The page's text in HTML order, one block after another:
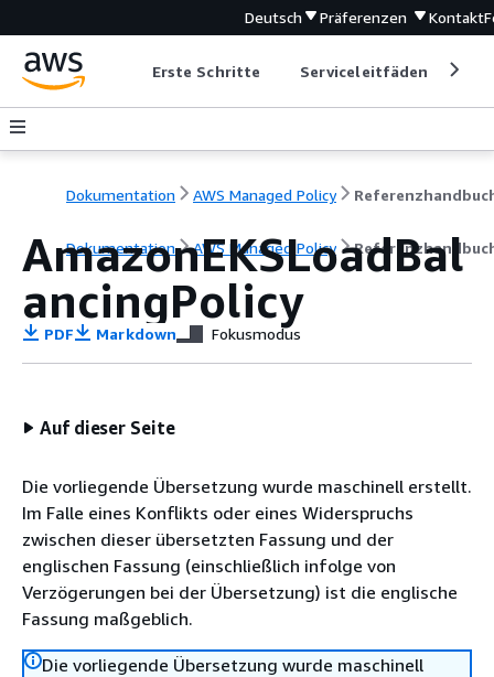
Deutsch Präferenzen Kontakt
Erste Schritte Serviceleitfäden
Dokumentation AWS Managed Policy
Dokumentation AWS Managed Policy
AmazonEKSLoadBal
ancingPolicy
PDF Markdown Fokusmodus
Auf dieser Seite
Die vorliegende Übersetzung wurde maschinell erstellt.
Im Falle eines Konflikts oder eines Widerspruchs
zwischen dieser übersetzten Fassung und der
englischen Fassung (einschließlich infolge von
Verzögerungen bei der Übersetzung) ist die englische
Fassung maßgeblich.
Die vorliegende Übersetzung wurde maschinell